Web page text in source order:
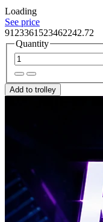
Loading
See price
9123361523462242.72
Quantity
Add to trolley